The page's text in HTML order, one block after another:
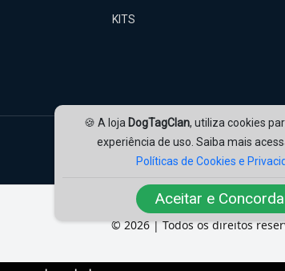
🍪 A loja DogTagClan, utiliza cookies
experiência de uso. Saiba mais
Políticas de Cookies e
Aceitar e
KITS
Nossas Redes:
© 2026 | Todos os direitos